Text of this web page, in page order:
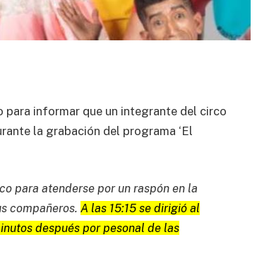
para informar que un integrante del circo
la grabación del programa ‘El
para atenderse por un raspón en la
compañeros. A las 15:15 se dirigió al
después por pesonal de las